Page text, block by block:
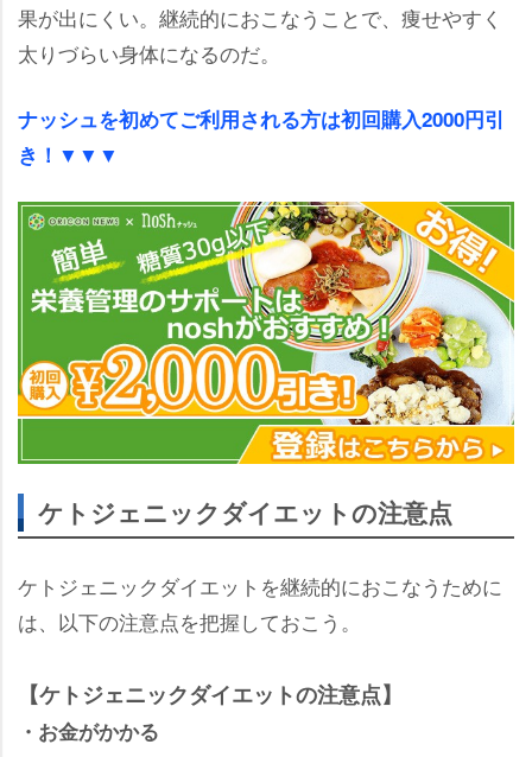
果が出にくい。継続的におこなうことで、痩せやすく
太りづらい身体になるのだ。
ナッシュを初めてご利用される方は初回購入2000円引
き！▼▼▼
ケトジェニックダイエットの注意点
ケトジェニックダイエットを継続的におこなうために
は、以下の注意点を把握しておこう。
【ケトジェニックダイエットの注意点】
・お金がかかる